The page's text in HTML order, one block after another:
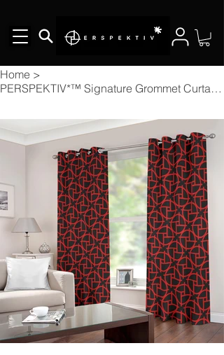
Home >
PERSPEKTIV*™️ Signature Grommet Curtains (Large Size)